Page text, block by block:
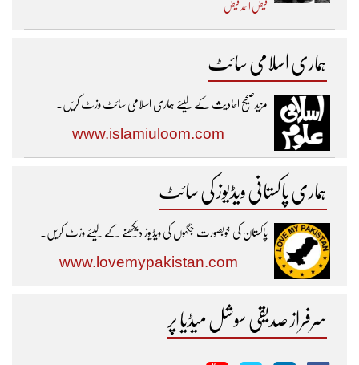
فیض احمد فیض
ہماری اسلامی سائٹ
مزیدصحیح احادیث کے لیئے ہماری اسلامی سائٹ وزٹ کریں۔
www.islamiuloom.com
ہماری پاکستانی ویڈیوز کی سائٹ
پاکستان کی خوبصورت جگہوں کی ویڈیوز دیکھنے کے لیئے وزٹ کریں۔
www.lovemypakistan.com
سرفراز صدیقی سوشل میڈیا پر